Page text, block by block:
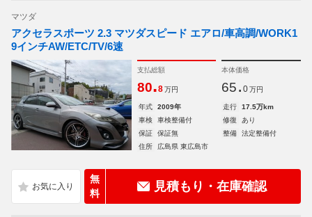
マツダ
アクセラスポーツ 2.3 マツダスピード エアロ/車高調/WORK1
9インチAW/ETC/TV/6速
支払総額
80.8 万円
本体価格
65. 0 万円
年式 2009年 走行
17.5万km
車検
車検整備付 修復
あり
保証
保証無 整備
法定整備付
住所
広島県 東広島市
無
料
見積もり・在庫確認